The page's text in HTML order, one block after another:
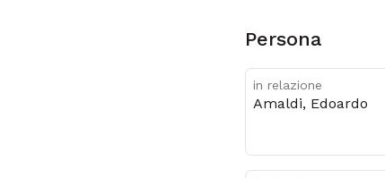
Persona
in relazione
Amaldi, Edoardo